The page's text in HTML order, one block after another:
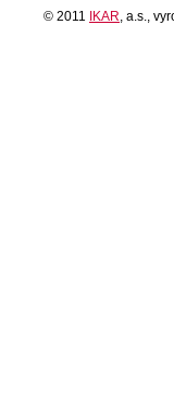
© 2011 IKAR , a.s.,